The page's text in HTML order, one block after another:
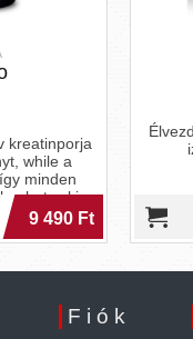
kreatinporja
while a
minden
ki
9 490 Ft
Fiók